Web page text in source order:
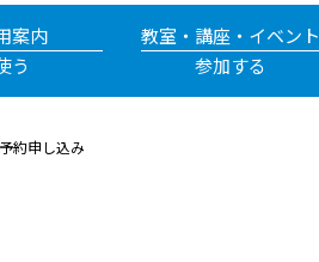
案内
う
教室・講座・イベント
参加する
約申し込み